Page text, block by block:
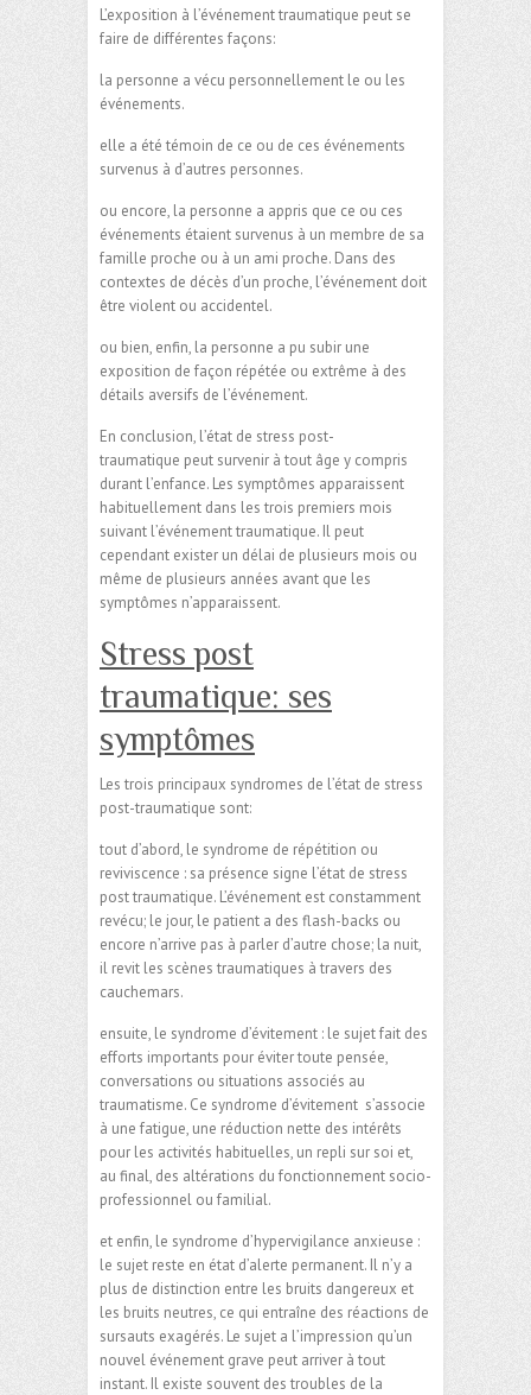
L’exposition à l’événement traumatique peut se
faire de différentes façons:
la personne a vécu personnellement le ou les
événements.
elle a été témoin de ce ou de ces événements
survenus à d’autres personnes.
ou encore, la personne a appris que ce ou ces
événements étaient survenus à un membre de sa
famille proche ou à un ami proche. Dans des
contextes de décès d’un proche, l’événement doit
être violent ou accidentel.
ou bien, enfin, la personne a pu subir une
exposition de façon répétée ou extrême à des
détails aversifs de l’événement.
En conclusion, l’état de stress post-
traumatique peut survenir à tout âge y compris
durant l’enfance. Les symptômes apparaissent
habituellement dans les trois premiers mois
suivant l’événement traumatique. Il peut
cependant exister un délai de plusieurs mois ou
même de plusieurs années avant que les
symptômes n’apparaissent.
Stress post
traumatique: ses
symptômes
Les trois principaux syndromes de l’état de stress
post-traumatique sont:
tout d’abord, le syndrome de répétition ou
reviviscence : sa présence signe l’état de stress
post traumatique. L’événement est constamment
revécu; le jour, le patient a des flash-backs ou
encore n’arrive pas à parler d’autre chose; la nuit,
il revit les scènes traumatiques à travers des
cauchemars.
ensuite, le syndrome d’évitement : le sujet fait des
efforts importants pour éviter toute pensée,
conversations ou situations associés au
traumatisme. Ce syndrome d’évitement s’associe
à une fatigue, une réduction nette des intérêts
pour les activités habituelles, un repli sur soi et,
au final, des altérations du fonctionnement socio-
professionnel ou familial.
et enfin, le syndrome d’hypervigilance anxieuse :
le sujet reste en état d’alerte permanent. Il n’y a
plus de distinction entre les bruits dangereux et
les bruits neutres, ce qui entraîne des réactions de
sursauts exagérés. Le sujet a l’impression qu’un
nouvel événement grave peut arriver à tout
instant. Il existe souvent des troubles de la